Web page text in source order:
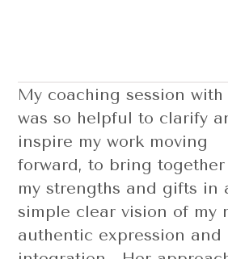
My coaching session with
was so helpful to clarify
inspire my work moving
forward, to bring
my strengths and gifts in
simple clear vision of my
authentic expression and